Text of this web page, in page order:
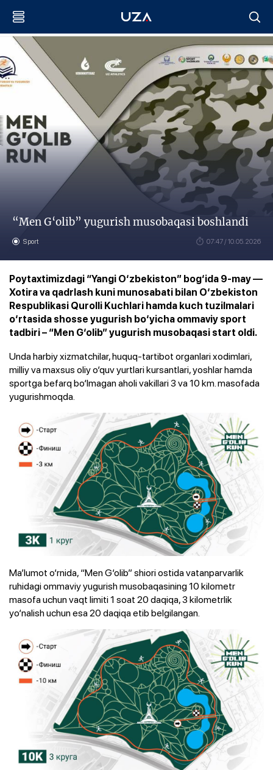
“Men G‘olib” yugurish musobaqasi boshlandi
Sport 07:47 / 10.05.2026
Poytaxtimizdagi “Yangi O‘zbekiston” bog‘ida 9-may —
Xotira va qadrlash kuni munosabati bilan O‘zbekiston
Respublikasi Qurolli Kuchlari hamda kuch tuzilmalari
o‘rtasida shosse yugurish bo‘yicha ommaviy sport
tadbiri – “Men G‘olib” yugurish musobaqasi start oldi.
Unda harbiy xizmatchilar, huquq-tartibot organlari xodimlari,
milliy va maxsus oliy o‘quv yurtlari kursantlari, yoshlar hamda
sportga befarq bo‘lmagan aholi vakillari 3 va 10 km. masofada
yugurishmoqda.
Ma’lumot o‘rnida, “Men G‘olib” shiori ostida vatanparvarlik
ruhidagi ommaviy yugurish musobaqasining 10 kilometr
masofa uchun vaqt limiti 1 soat 20 daqiqa, 3 kilometrlik
yo‘nalish uchun esa 20 daqiqa etib belgilangan.